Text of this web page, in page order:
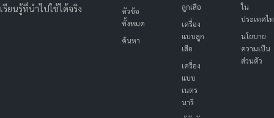
เรียนรู้ที่นำไปใช้ได้จริง
หัวข้อ
ทั้งหมด
ค้นหา
ลูกเสือ
เครื่อง
แบบลูก
เสือ
เครื่อง
แบบ
เนตร
นารี
ใน
ประเทศไ
นโยบาย
ความเป็น
ส่วนตัว